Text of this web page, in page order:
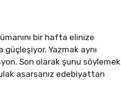
bir hafta elinize
güçleşiyor. Yazmak aynı
Son olarak şunu söylemek
asarsanız edebiyattan